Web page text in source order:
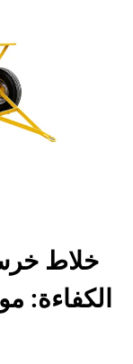
خلاط
الكفاءة: